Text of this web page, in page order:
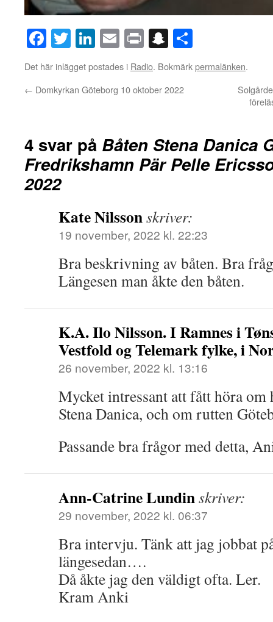
Facebook
TwitterLinkedIn
EmailPrintSnapchat
Det här inlägget postades i Radio. Bokmärkpermalänken.
← Domkyrkan Göteborg 10 oktober 2022
4 svar på Båten Stena Danica
Fredrikshamn Pär Pelle
2022
Kate Nilssonskriver:
19 november, 2022 kl. 22:23
Bra beskrivning av båten. Bra
Längesen man åkte den båten.
K.A. Ilo Nilsson. I Ramnes i
Vestfold og Telemark fylke, i
26 november, 2022 kl. 13:16
Mycket intressant att fått höra om
Stena Danica, och om rutten
Passande bra frågor med detta,
Ann-Catrine Lundinskriver:
29 november, 2022 kl. 06:37
Bra intervju. Tänk att jag jobbat
längesedan….
Då åkte jag den väldigt ofta. Ler.
Kram Anki